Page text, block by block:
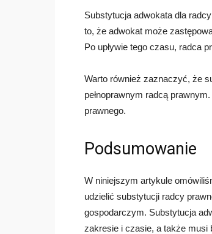
Substytucja adwokata dla
to, że adwokat może
Po upływie tego czasu, radca
Warto również zaznaczyć, że
pełnoprawnym radcą
prawnego.
Podsumowanie
W niniejszym artykule
udzielić substytucji radcy
gospodarczym. Substytucja
zakresie i czasie, a także musi